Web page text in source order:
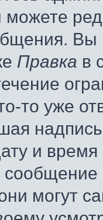
Вы
Правка в
то уже
и
могут